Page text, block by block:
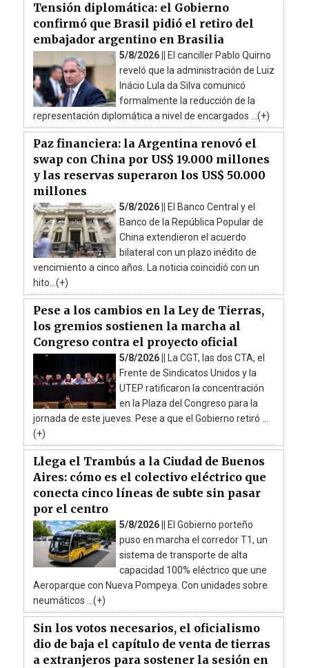
Tensión diplomática: el Gobierno
confirmó que Brasil pidió el retiro del
embajador argentino en Brasilia
5/8/2026 ||
El canciller Pablo Quirno
reveló que la administración de Luiz
Inácio Lula da Silva comunicó
formalmente la reducción de la
representación diplomática a nivel de encargados ...(+)
Paz financiera: la Argentina renovó el
swap con China por US$ 19.000 millones
y las reservas superaron los US$ 50.000
millones
5/8/2026 ||
El Banco Central y el
Banco de la República Popular de
China extendieron el acuerdo
bilateral con un plazo inédito de
vencimiento a cinco años. La noticia coincidió con un
hito...(+)
Pese a los cambios en la Ley de Tierras,
los gremios sostienen la marcha al
Congreso contra el proyecto oficial
5/8/2026 ||
La CGT, las dos CTA, el
Frente de Sindicatos Unidos y la
UTEP ratificaron la concentración
en la Plaza del Congreso para la
jornada de este jueves. Pese a que el Gobierno retiró ...
(+)
Llega el Trambús a la Ciudad de Buenos
Aires: cómo es el colectivo eléctrico que
conecta cinco líneas de subte sin pasar
por el centro
5/8/2026 ||
El Gobierno porteño
puso en marcha el corredor T1, un
sistema de transporte de alta
capacidad 100% eléctrico que une
Aeroparque con Nueva Pompeya. Con unidades sobre
neumáticos ...(+)
Sin los votos necesarios, el oficialismo
dio de baja el capítulo de venta de tierras
a extranjeros para sostener la sesión en